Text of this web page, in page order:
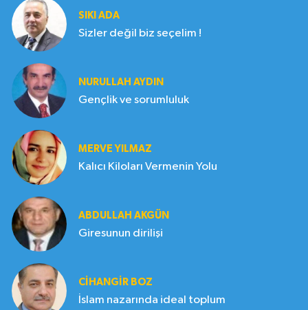
SIKI ADA
Sizler değil biz seçelim !
NURULLAH AYDIN
Gençlik ve sorumluluk
MERVE YILMAZ
Kalıcı Kiloları Vermenin Yolu
ABDULLAH AKGÜN
Giresunun dirilişi
CIHANGIR BOZ
İslam nazarında ideal toplum